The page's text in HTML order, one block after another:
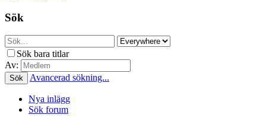
Sök
Sök bara titlar
Av:
Sök Avancerad sökning...
Nya inlägg
Sök forum